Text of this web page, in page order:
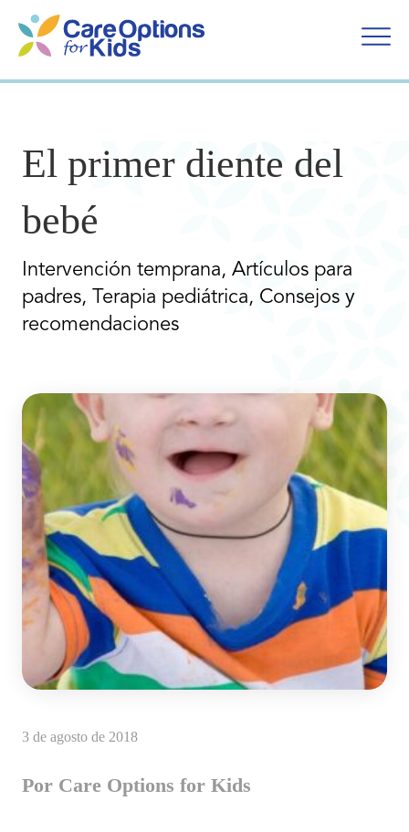
contenido
El primer diente del
bebé
Intervención temprana, Artículos para
padres, Terapia pediátrica, Consejos y
recomendaciones
3 de agosto de 2018
Por Care Options for Kids